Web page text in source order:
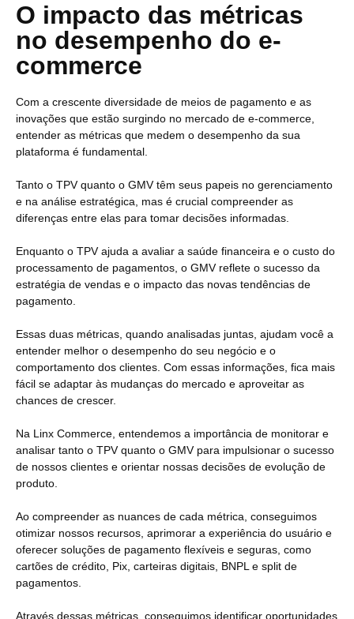
O impacto das métricas
no desempenho do e-
commerce
Com a crescente diversidade de meios de pagamento e as
inovações que estão surgindo no mercado de e-commerce,
entender as métricas que medem o desempenho da sua
plataforma é fundamental.
Tanto o TPV quanto o GMV têm seus papeis no gerenciamento
e na análise estratégica, mas é crucial compreender as
diferenças entre elas para tomar decisões informadas.
Enquanto o TPV ajuda a avaliar a saúde financeira e o custo do
processamento de pagamentos, o GMV reflete o sucesso da
estratégia de vendas e o impacto das novas tendências de
pagamento.
Essas duas métricas, quando analisadas juntas, ajudam você a
entender melhor o desempenho do seu negócio e o
comportamento dos clientes. Com essas informações, fica mais
fácil se adaptar às mudanças do mercado e aproveitar as
chances de crescer.
Na Linx Commerce, entendemos a importância de monitorar e
analisar tanto o TPV quanto o GMV para impulsionar o sucesso
de nossos clientes e orientar nossas decisões de evolução de
produto.
Ao compreender as nuances de cada métrica, conseguimos
otimizar nossos recursos, aprimorar a experiência do usuário e
oferecer soluções de pagamento flexíveis e seguras, como
cartões de crédito, Pix, carteiras digitais, BNPL e split de
pagamentos.
Através dessas métricas, conseguimos identificar oportunidades